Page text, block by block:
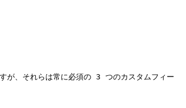
が、それらは常に必須の 3 つのカスタムフィー